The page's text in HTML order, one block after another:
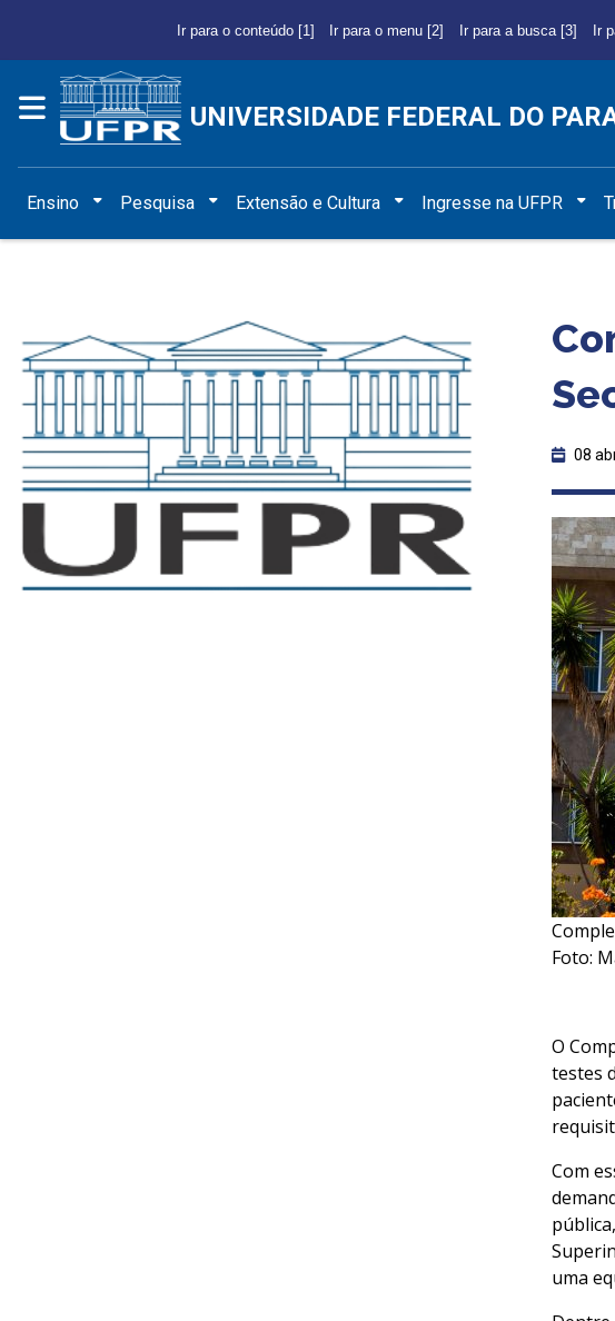
Ir para o conteúdo [1] Ir para o menu [2] Ir para a busca [3] Ir
UNIVERSIDADE FEDERAL DO
Ensino Pesquisa Extensão e Cultura Ingresse na UFPR
08
Foto:
O
testes
Com
uma